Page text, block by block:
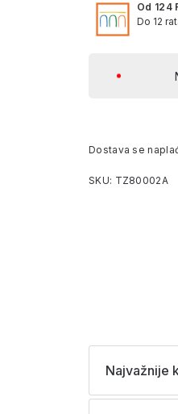
Od 124
Do 12
Dostava se
SKU: TZ80002A
Najvažnije